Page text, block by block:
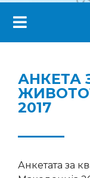
АНКЕТА
2017
Анкетата за